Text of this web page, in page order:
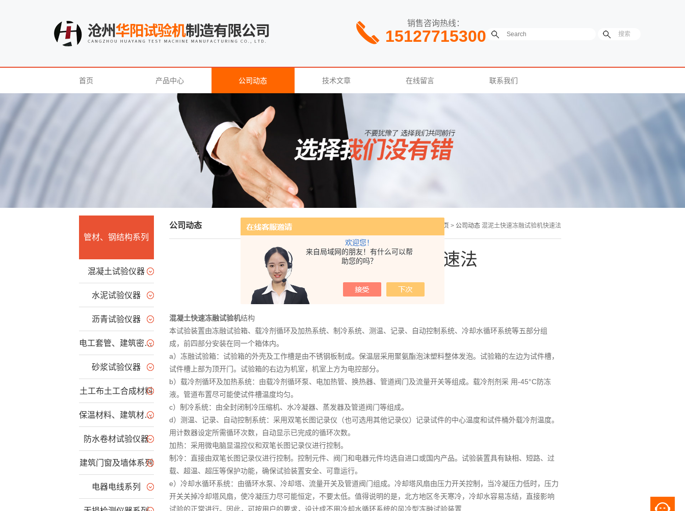
欢迎您！
来自局域网的朋友！有什么可以帮
助您的吗？
销售咨询热线：
15127715300
首页 产品中心 公司动态 技术文章 在线留言 联系我们
管材、钢结构系列
混凝土试验仪器
水泥试验仪器
沥青试验仪器
电工套管、建筑密封胶系列
砂浆试验仪器
土工布土工合成材料
保温材料、建筑材料燃烧
防水卷材试验仪器
建筑门窗及墙体系列
电器电线系列
公司动态 主页 > 公司动态混泥土快速冻融试验机快速法
混泥土快速冻融试验机快速法
2014-04-14
混凝土快速冻融试验机结构
本试验装置由冻融试验箱、载冷剂循环及加热系统、制冷系统、测温、记录、自动控制系统、冷却水循环系统等五部分组
成，前四部分安装在同一个箱体内。
a）冻融试验箱：试验箱的外壳及工作槽是由不锈钢板制成。保温层采用聚氨酯泡沫塑料整体发泡。试验箱的左边为试件槽，
试件槽上部为顶开门。试验箱的右边为机室，机室上方为电控部分。
b）载冷剂循环及加热系统：由载冷剂循环泵、电加热管、换热器、管道阀门及流量开关等组成。载冷剂剂采 用-45°C防冻
液。管道布置尽可能使试件槽温度均匀。
c）制冷系统：由全封闭制冷压缩机、水冷凝器、蒸发器及管道阀门等组成。
d）测温、记录、自动控制系统：采用双笔长图记录仪（也可选用其他记录仪）记录试件的中心温度和试件桶外载冷剂温度。
用计数器设定所需循环次数，自动显示已完成的循环次数。
加热：采用微电脑显温控仪和双笔长图记录仪进行控制。
制冷：直接由双笔长图记录仪进行控制。控制元件、阀门和电器元件均选自进口或国内产品。试验装置具有缺相、短路、过
载、超温、超压等保护功能，确保试验装置安全、可靠运行。
e）冷却水循环系统：由循环水泵、冷却塔、流量开关及管道阀门组成。冷却塔风扇由压力开关控制，当冷凝压力低时，压力
开关关掉冷却塔风扇，使冷凝压力尽可能恒定，不要太低。值得说明的是，北方地区冬天寒冷，冷却水容易冻结，直接影响
试验的正常进行。因此，可按用户的要求，设计成不用冷却水循环系统的风冷型冻融试验装置